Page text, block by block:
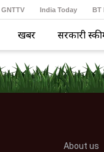
GNTTV India Today BT
खबरें सरकारी
About us